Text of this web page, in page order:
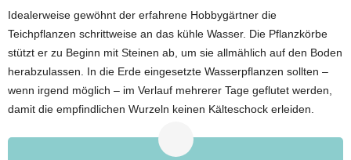
Idealerweise gewöhnt der erfahrene Hobbygärtner die
Teichpflanzen schrittweise an das kühle Wasser. Die Pflanzkörbe
stützt er zu Beginn mit Steinen ab, um sie allmählich auf den Boden
herabzulassen. In die Erde eingesetzte Wasserpflanzen sollten –
wenn irgend möglich – im Verlauf mehrerer Tage geflutet werden,
damit die empfindlichen Wurzeln keinen Kälteschock erleiden.